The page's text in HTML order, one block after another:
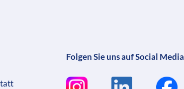
Folgen Sie uns auf Social Media